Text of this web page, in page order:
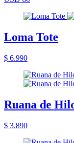
Loma Tote
$ 6.990
Ruana de
$ 3.890